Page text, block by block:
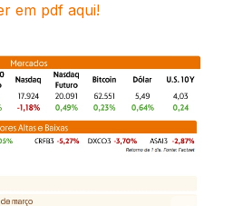
em pdf aqui!